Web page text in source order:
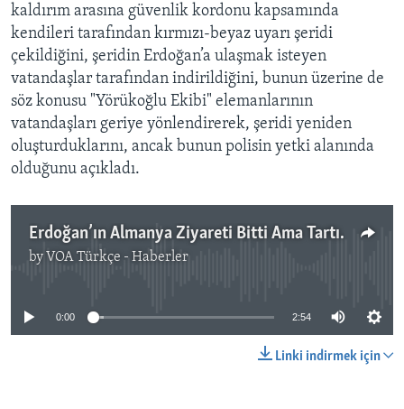
kaldırım arasına güvenlik kordonu kapsamında
kendileri tarafından kırmızı-beyaz uyarı şeridi
çekildiğini, şeridin Erdoğan’a ulaşmak isteyen
vatandaşlar tarafından indirildiğini, bunun üzerine de
söz konusu "Yörükoğlu Ekibi" elemanlarının
vatandaşları geriye yönlendirerek, şeridi yeniden
oluşturduklarını, ancak bunun polisin yetki alanında
olduğunu açıkladı.
Erdoğan’ın Almanya Ziyareti Bitti Ama Tartışmalar Sürüyor
by VOA Türkçe - Haberler
No media source currently available
0:00 2:54
Linki indirmek için